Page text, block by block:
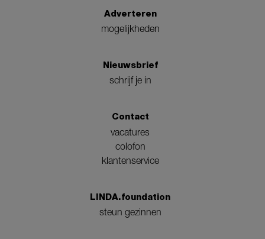
Adverteren
mogelijkheden
Nieuwsbrief
schrijf je in
Contact
vacatures
colofon
klantenservice
LINDA.foundation
steun gezinnen